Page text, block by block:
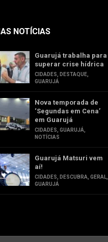
NOTÍCIAS
Guarujá trabalha para
superar crise hídrica
CIDADES, DESTAQUE,
GUARUJÁ
Nova temporada de
‘Segundas em Cena’
em Guarujá
CIDADES, GUARUJÁ,
NOTÍCIAS
Guarujá Matsuri vem
aí!
CIDADES, DESCUBRA, GERAL,
GUARUJÁ